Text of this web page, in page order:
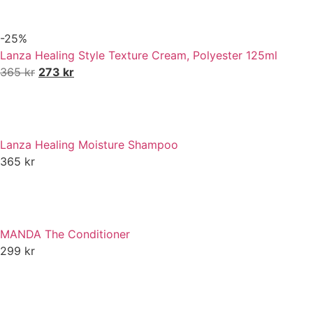
-25%
Lanza Healing Style Texture Cream, Polyester 125ml
365kr 273 kr
Lanza Healing Moisture Shampoo
365 kr
MANDA The Conditioner
299 kr